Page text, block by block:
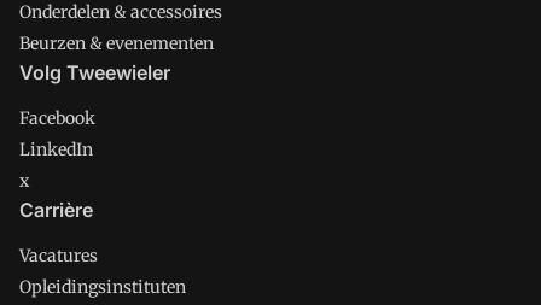
Onderdelen & accessoires
Beurzen & evenementen
Volg Tweewieler
Facebook
LinkedIn
x
Carrière
Vacatures
Opleidingsinstituten